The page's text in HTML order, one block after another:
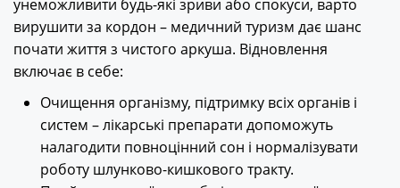
унеможливити будь-які зриви або спокуси, варто
вирушити за кордон – медичний туризм дає шанс
почати життя з чистого аркуша. Відновлення
включає в себе:
Очищення організму, підтримку всіх органів і
систем – лікарські препарати допоможуть
налагодити повноцінний сон і нормалізувати
роботу шлунково-кишкового тракту.